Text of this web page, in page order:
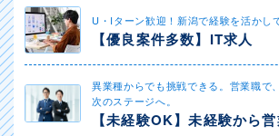
U・Iターン歓迎！新潟で経験を活かし
【優良案件多数】IT求人
異業種からでも挑戦できる。営業職で
次のステージへ。
【未経験OK】未経験から